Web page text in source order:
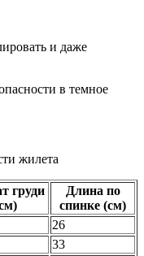
и даже
в темное
жилета
груди
Длина по
спинке (см)
26
33